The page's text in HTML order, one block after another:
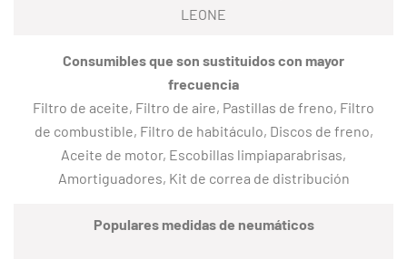
LEONE
Consumibles que son sustituidos con mayor
frecuencia
Filtro de aceite, Filtro de aire, Pastillas de freno, Filtro
de combustible, Filtro de habitáculo, Discos de freno,
Aceite de motor, Escobillas limpiaparabrisas,
Amortiguadores, Kit de correa de distribución
Populares medidas de neumáticos